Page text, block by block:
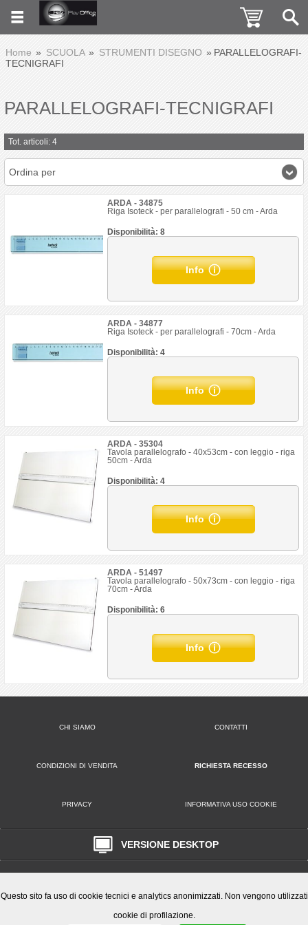
Home SCUOLA STRUMENTI DISEGNO
PARALLELOGRAFI-
TECNIGRAFI
PARALLELOGRAFI-TECNIGRAFI
Tot. articoli: 4
Ordina per
ARDA - 34875
Riga Isoteck - per parallelografi - 50 cm - Arda
Disponibilità: 8
Info
ARDA - 34877
Riga Isoteck - per parallelografi - 70cm - Arda
Disponibilità: 4
Info
ARDA - 35304
Tavola parallelografo - 40x53cm - con leggio - riga
50cm - Arda
Disponibilità: 4
Info
ARDA - 51497
Tavola parallelografo - 50x73cm - con leggio - riga
70cm - Arda
Disponibilità: 6
Info
CHI SIAMO CONTATTI
CONDIZIONI DI VENDITA RICHIESTA RECESSO
PRIVACY INFORMATIVA USO COOKIE
VERSIONE DESKTOP
P.I. / C.F. 08786301005 CCIAA ROMA REA N. 1119584 Cap. Soc. € 10.000,
Questo sito fa uso di cookie tecnici e analytics anonimizzati. Non vengono utilizzati
cookie di profilazione.